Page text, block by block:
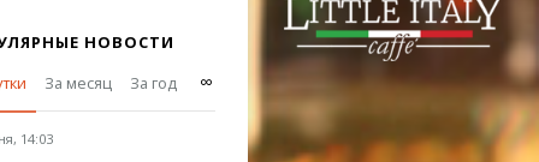
НОВОСТИ
За месяц За год ∞
14:03